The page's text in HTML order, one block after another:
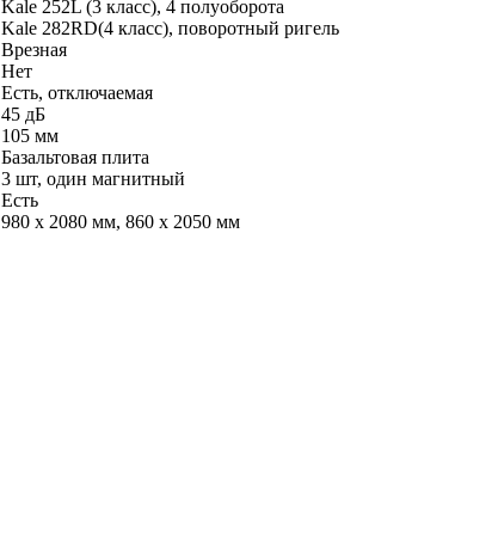
Kale 252L (3 класс), 4 полуоборота
Kale 282RD(4 класс), поворотный ригель
Врезная
Нет
Есть, отключаемая
45 дБ
105 мм
Базальтовая плита
3 шт, один магнитный
Есть
980 х 2080 мм, 860 х 2050 мм